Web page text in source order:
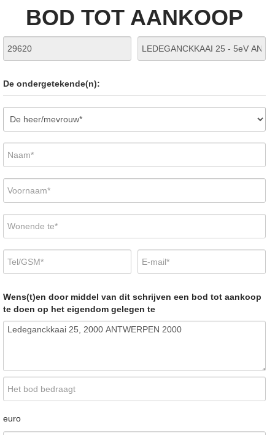
BOD TOT AANKOOP
De ondergetekende(n):
Wens(t)en door middel van dit schrijven een bod tot aankoop
te doen op het eigendom gelegen te
euro